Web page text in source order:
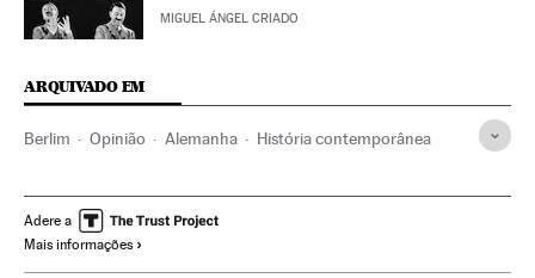
MIGUEL ÁNGEL CRIADO
ARQUIVADO EM
Berlim Opinião Alemanha História contemporânea
Adere a
Mais informações